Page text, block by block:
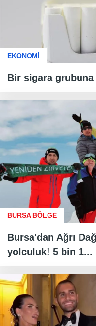
EKONOMİ
Bir sigara
BURSA BÖLGE
Bursa'dan Ağrı
yolculuk! 5 bin 1...